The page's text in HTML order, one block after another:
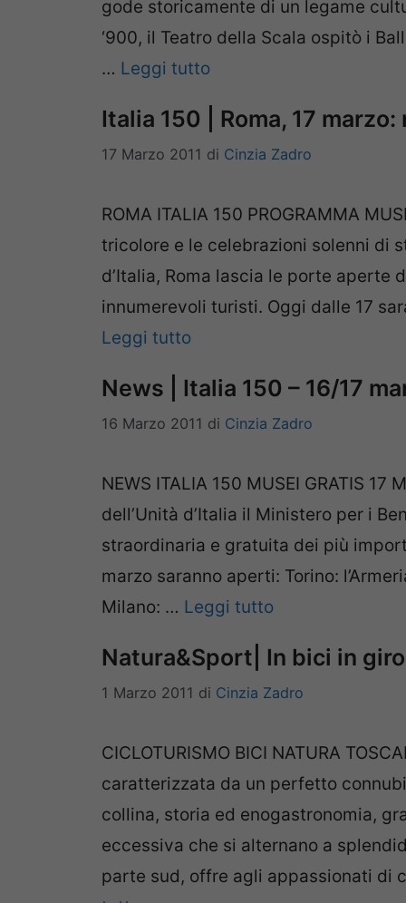
gode storicamente di un legame
‘900, il Teatro della Scala ospitò i
… Leggi tutto
Italia 150 | Roma, 17
17 Marzo 2011 di Cinzia Zadro
ROMA ITALIA 150 PROGRAMMA
tricolore e le celebrazioni solenni di
d’Italia, Roma lascia le porte
innumerevoli turisti. Oggi dalle 17
Leggi tutto
News | Italia 150 – 16/17
16 Marzo 2011 di Cinzia Zadro
NEWS ITALIA 150 MUSEI GRATIS
dell’Unità d’Italia il Ministero per i
straordinaria e gratuita dei più
marzo saranno aperti: Torino:
Milano: … Leggi tutto
Natura&Sport| In bici in
1 Marzo 2011 di Cinzia Zadro
CICLOTURISMO BICI NATURA
caratterizzata da un perfetto
collina, storia ed enogastronomia,
eccessiva che si alternano a
parte sud, offre agli appassionati di